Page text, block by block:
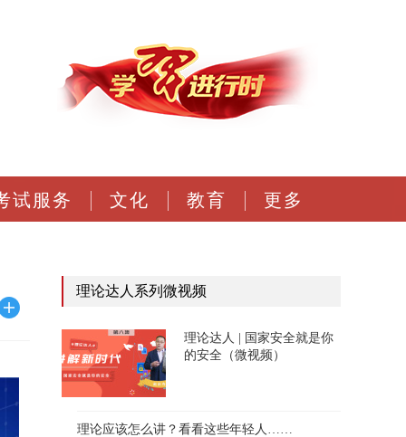
试服务 文化 教育 更多
理论达人系列微视频
理论达人 | 国家安全就是你
的安全（微视频）
理论应该怎么讲？看看这些年轻人……